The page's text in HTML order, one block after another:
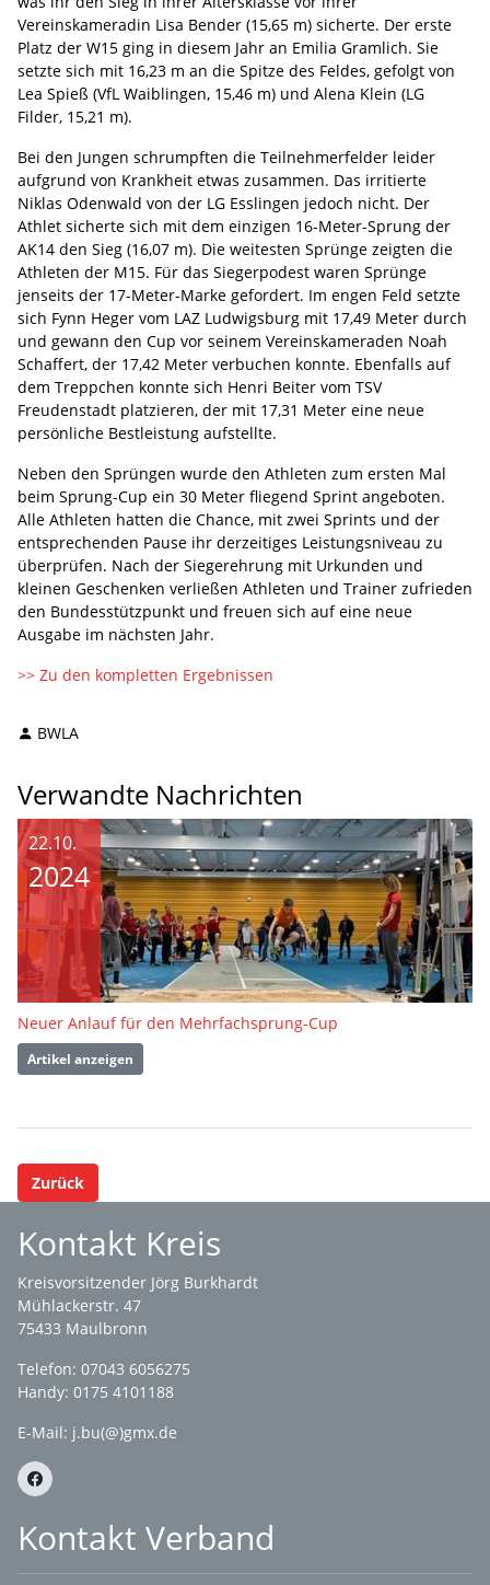
Vereinskameradin Lisa Bender (15,65 m) sicherte. Der erste
Platz der W15 ging in diesem Jahr an Emilia Gramlich. Sie
setzte sich mit 16,23 m an die Spitze des Feldes, gefolgt von
Lea Spieß (VfL Waiblingen, 15,46 m) und Alena Klein (LG
Filder, 15,21 m).
Bei den Jungen schrumpften die Teilnehmerfelder leider
aufgrund von Krankheit etwas zusammen. Das irritierte
Niklas Odenwald von der LG Esslingen jedoch nicht. Der
Athlet sicherte sich mit dem einzigen 16-Meter-Sprung der
AK14 den Sieg (16,07 m). Die weitesten Sprünge zeigten die
Athleten der M15. Für das Siegerpodest waren Sprünge
jenseits der 17-Meter-Marke gefordert. Im engen Feld setzte
sich Fynn Heger vom LAZ Ludwigsburg mit 17,49 Meter durch
und gewann den Cup vor seinem Vereinskameraden Noah
Schaffert, der 17,42 Meter verbuchen konnte. Ebenfalls auf
dem Treppchen konnte sich Henri Beiter vom TSV
Freudenstadt platzieren, der mit 17,31 Meter eine neue
persönliche Bestleistung aufstellte.
Neben den Sprüngen wurde den Athleten zum ersten Mal
beim Sprung-Cup ein 30 Meter fliegend Sprint angeboten.
Alle Athleten hatten die Chance, mit zwei Sprints und der
entsprechenden Pause ihr derzeitiges Leistungsniveau zu
überprüfen. Nach der Siegerehrung mit Urkunden und
kleinen Geschenken verließen Athleten und Trainer zufrieden
den Bundesstützpunkt und freuen sich auf eine neue
Ausgabe im nächsten Jahr.
>> Zu den kompletten Ergebnissen
BWLA
Verwandte Nachrichten
22.10.
2024
Neuer Anlauf für den Mehrfachsprung-Cup
Artikel anzeigen
Zurück
Kontakt Kreis
Kreisvorsitzender Jörg Burkhardt
Mühlackerstr. 47
75433 Maulbronn
Telefon: 07043 6056275
Handy: 0175 4101188
E-Mail: j.bu(@)gmx.de
Kontakt Verband